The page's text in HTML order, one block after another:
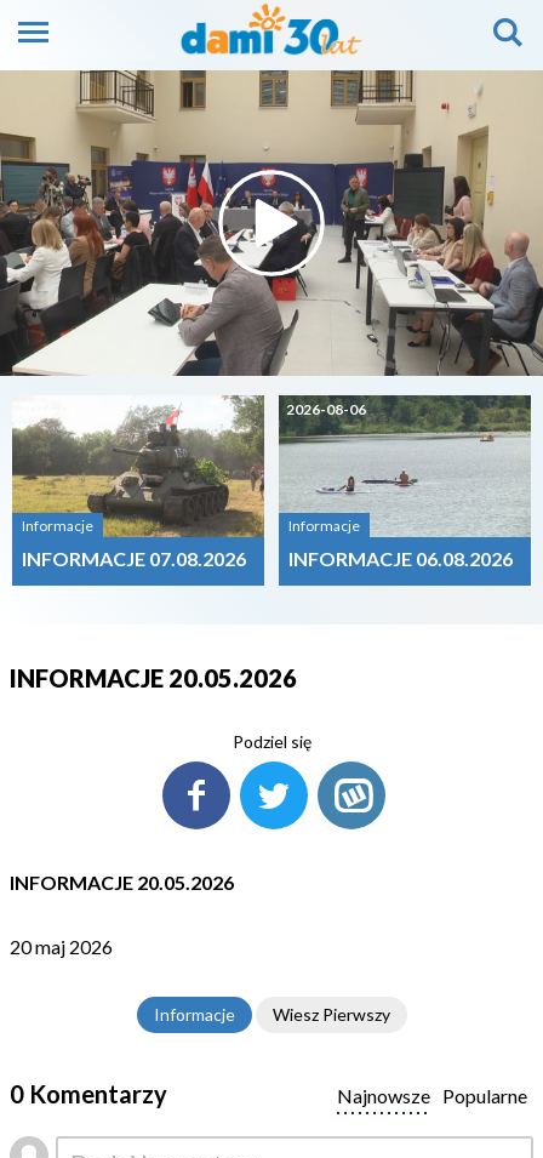
Informacje
INFORMACJE 07.08.2026
2026-08-06
Informacje
INFORMACJE 06.08.2026
INFORMACJE 20.05.2026
Podziel się
INFORMACJE 20.05.2026
20 maj 2026
Informacje Wiesz Pierwszy
0 Komentarzy Popularne
Najnowsze